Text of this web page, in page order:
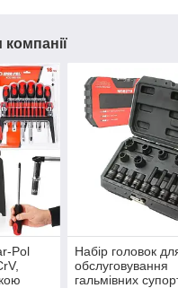
компанії
Pol
Набір головок
обслуговування
гальмівних